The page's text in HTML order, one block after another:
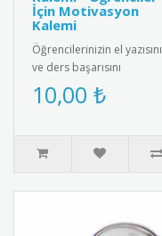
İçin Motivasyon
Kalemi
Öğrencilerinizin el yazısını
ve ders başarısını
ödüllendirmek için
mükemmel bir seçenek!
10,00 ₺